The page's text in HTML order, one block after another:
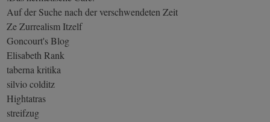
Auf der Suche nach der verschwendeten Zeit
Ze Zurrealism Itzelf
Goncourt's Blog
Elisabeth Rank
taberna kritika
silvio colditz
Hightatras
streifzug